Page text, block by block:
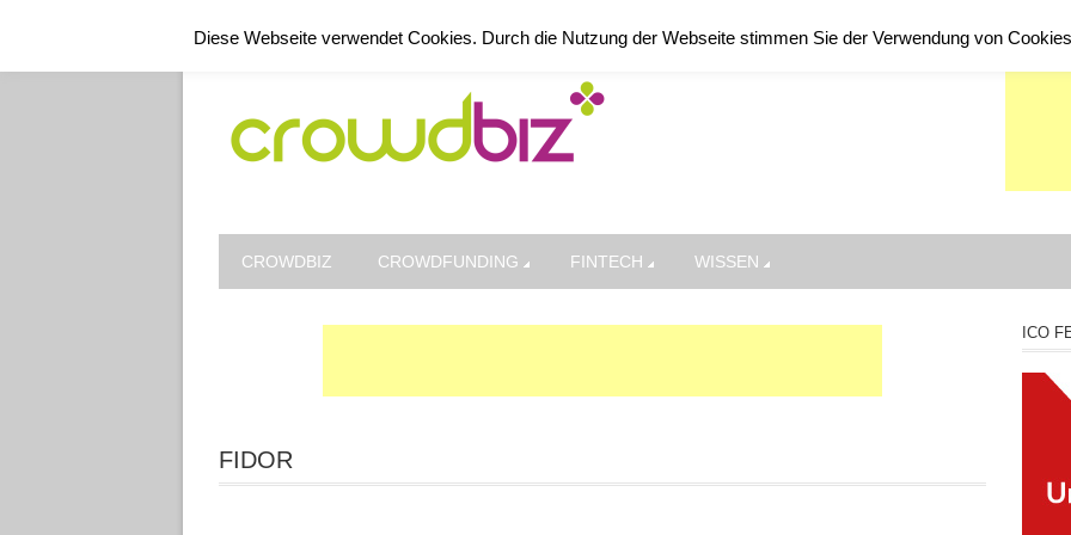
CROWDBIZ CROWDFUNDING FINTECH WISSEN
FIDOR
ICO
Diese Webseite verwendet Cookies. Durch die Nutzung der Webseite stimmen Sie der Verwendung von